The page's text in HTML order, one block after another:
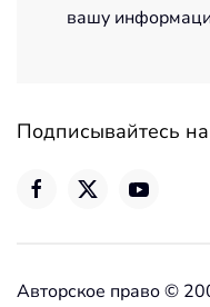
вашу
Подписывайтесь
Авторское право ©